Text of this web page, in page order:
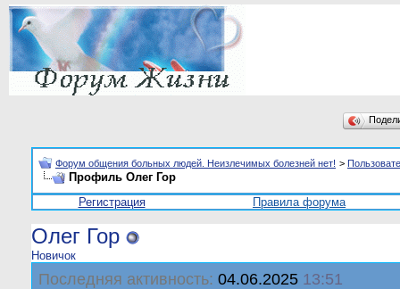
Форум общения больных людей. Неизлечимых болезней нет! >
Профиль Олег Гор
Регистрация
Правила форума
Олег Гор
Новичок
Последняя активность: 04.06.2025 13:51